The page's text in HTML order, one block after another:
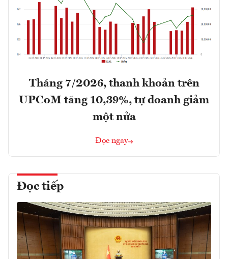
Tháng 7/2026, thanh khoản trên
UPCoM tăng 10,39%, tự doanh giảm
một nửa
Đọc ngay
Đọc tiếp